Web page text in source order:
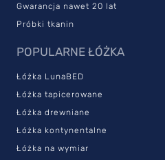
Gwarancja nawet 20 lat
Próbki tkanin
POPULARNE ŁÓŻKA
Łóżka LunaBED
Łóżka tapicerowane
Łóżka drewniane
Łóżka kontynentalne
Łóżka na wymiar